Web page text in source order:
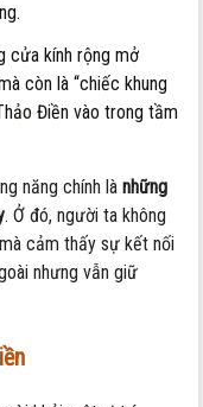
cửa kính rộng mở
còn là “chiếc khung
Điền vào trong tầm
năng chính lànhững
. Ở đó, người ta không
cảm thấy sự kết nối
nhưng vẫn giữ